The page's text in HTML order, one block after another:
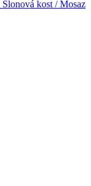
kost / Mosaz